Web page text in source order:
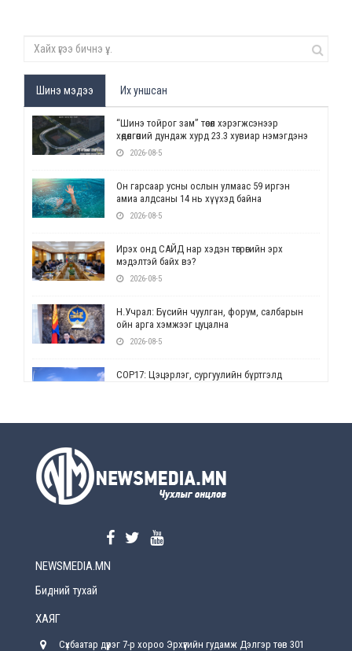
Шинэ мэдээ Их уншсан
“Шинэ тойрог зам” төсөл хэрэгжсэнээр
хөдөлгөөний дундаж хурд 23.3 хувиар нэмэгдэнэ
2026-08-5
Он гарсаар усны ослын улмаас 59 иргэн
амиа алдсаны 14 нь хүүхэд байна
2026-08-5
Ирэх онд САЙД нар хэдэн төгрөгийн эрх
мэдэлтэй байх вэ?
2026-08-5
Н.Учрал: Бүсийн чуулган, форум, салбарын
ойн арга хэмжээг цуцална
2026-08-5
СОР17: Цэцэрлэг, сургуулийн бүртгэлд
2026-08-5
2026-08-5
хүрсэн өгөөжөөрөө ажлаа үнэлж, хэрэгжилтээ
NEWSMEDIA.MN
Бидний тухай
ХАЯГ
Сүхбаатар дүүрэг 7-р хороо Эрхүүгийн гудамж Дэлгэр төв 301